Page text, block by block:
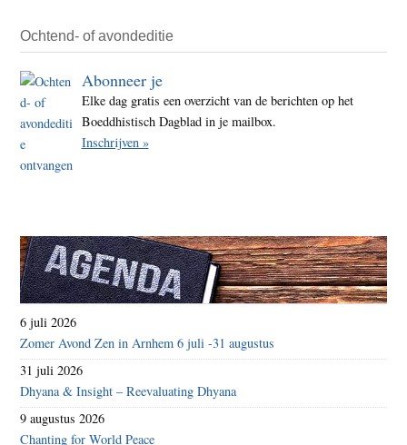
Ochtend- of avondeditie
Abonneer je
Elke dag gratis een overzicht van de berichten op het
Boeddhistisch Dagblad in je mailbox.
Inschrijven »
6 juli 2026
Zomer Avond Zen in Arnhem 6 juli -31 augustus
31 juli 2026
Dhyana & Insight – Reevaluating Dhyana
9 augustus 2026
Chanting for World Peace